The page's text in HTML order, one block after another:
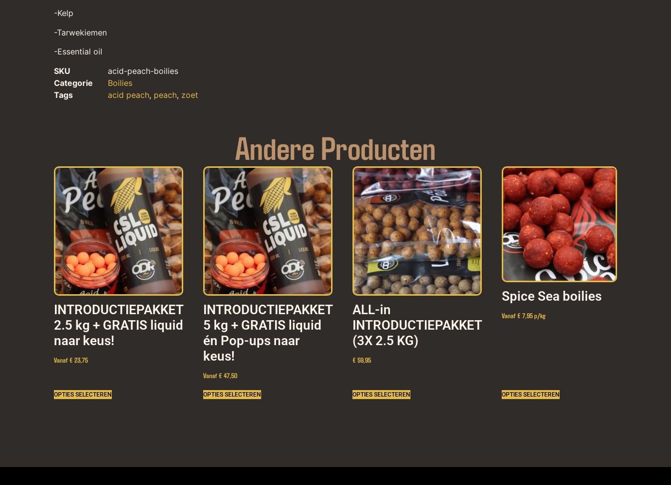
-Kelp
-Tarwekiemen
-Essential oil
SKU
acid-peach-boilies
Categorie
Boilies
Tags
acid peach, peach, zoet
Andere Producten
INTRODUCTIEPAKKET
2.5 kg + GRATIS liquid
naar keus!
Vanaf € 23,75
OPTIES SELECTEREN
INTRODUCTIEPAKKET
5 kg + GRATIS liquid
én Pop-ups naar
keus!
Vanaf € 47,50
OPTIES SELECTEREN
ALL-in
INTRODUCTIEPAKKET
(3X 2.5 KG)
€ 59,95
OPTIES SELECTEREN
Spice Sea boilies
Vanaf € 7,95 p/kg
OPTIES SELECTEREN